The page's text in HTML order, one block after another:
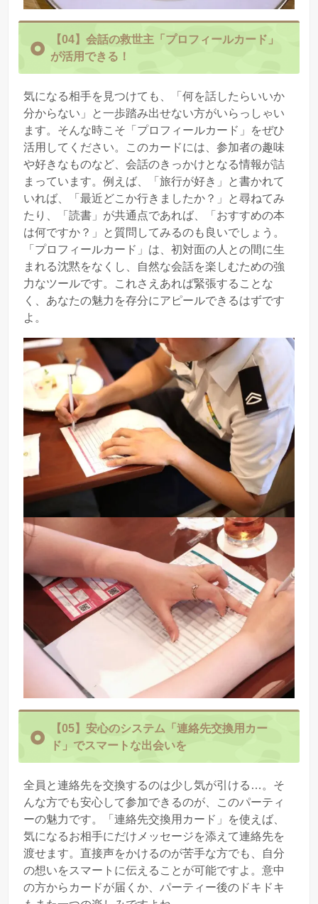
【04】 会話の救世主「プロフィールカード」
が活用できる！
気になる相手を見つけても、「何を話したらいいか
分からない」と一歩踏み出せない方がいらっしゃい
ます。そんな時こそ「プロフィールカード」をぜひ
活用してください。このカードには、参加者の趣味
や好きなものなど、会話のきっかけとなる情報が詰
まっています。例えば、「旅行が好き」と書かれて
いれば、「最近どこか行きましたか？」と尋ねてみ
たり、「読書」が共通点であれば、「おすすめの本
は何ですか？」と質問してみるのも良いでしょう。
「プロフィールカード」は、初対面の人との間に生
まれる沈黙をなくし、自然な会話を楽しむための強
力なツールです。これさえあれば緊張することな
く、あなたの魅力を存分にアピールできるはずです
よ。
【05】 安心のシステム「連絡先交換用カー
ド」でスマートな出会いを
全員と連絡先を交換するのは少し気が引ける…。そ
んな方でも安心して参加できるのが、このパーティ
ーの魅力です。「連絡先交換用カード」を使えば、
気になるお相手にだけメッセージを添えて連絡先を
渡せます。直接声をかけるのが苦手な方でも、自分
の想いをスマートに伝えることが可能ですよ。意中
の方からカードが届くか、パーティー後のドキドキ